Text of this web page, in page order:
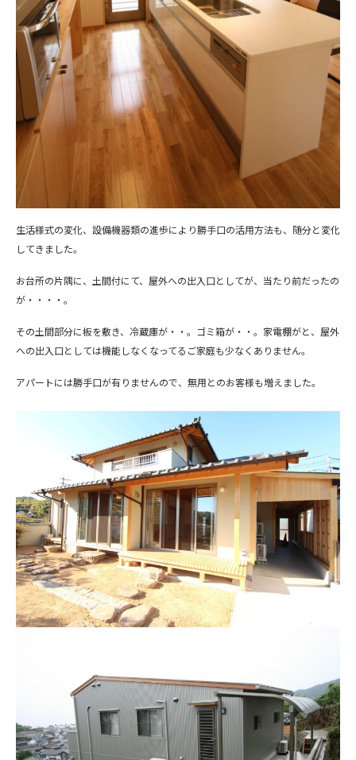
生活様式の変化、設備機器類の進歩により勝手口の活用方法も、随分と変化
してきました。
お台所の片隅に、土間付にて、屋外への出入口としてが、当たり前だったの
が・・・・。
その土間部分に板を敷き、冷蔵庫が・・。ゴミ箱が・・。家電棚がと、屋外
への出入口としては機能しなくなってるご家庭も少なくありません。
アパートには勝手口が有りませんので、無用とのお客様も増えました。